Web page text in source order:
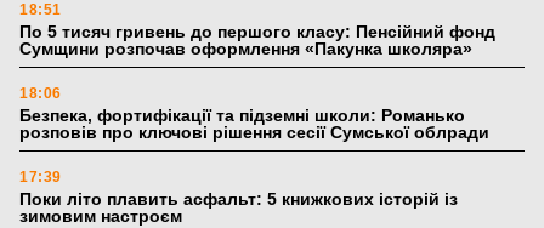
18:51
По 5 тисяч гривень до першого класу: Пенсійний фонд
Сумщини розпочав оформлення «Пакунка школяра»
18:06
Безпека, фортифікації та підземні школи: Романько
розповів про ключові рішення сесії Сумської облради
17:39
Поки літо плавить асфальт: 5 книжкових історій із
зимовим настроєм